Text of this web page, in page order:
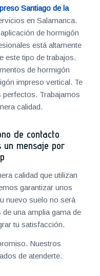
Santiago de la
en Salamanca.
de hormigón
está altamente
este tipo de trabajos.
de hormigón
impreso vertical. Te
perfectos. Trabajamos
calidad.
de contacto
un mensaje por
calidad que utilizan
garantizar unos
nuevo suelo no será
una amplia gama de
tu satisfacción.
Nuestros
de atenderte.